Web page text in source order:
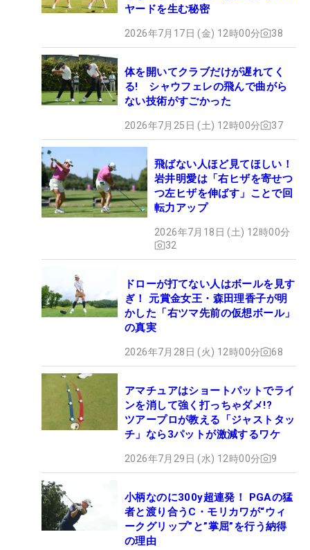
ヤードを生む秘密
2026年7月17日 (金) 12時00分 38
体を開いてクラブだけが遅れてく
る! シャウフェレの飛んで曲がら
ない技術がすごかった
2026年7月25日 (土) 12時00分 37
飛ばない人ほど見てほしい！
岩井明愛は「右ヒザを寄せつ
つ左ヒザを伸ばす」ことで回
転力アップ
2026年7月18日 (土) 12時00分
32
ドローが打てない人はボールを見す
ぎ！ 元賞金女王・森田理香子が明
かした「右ツマ先前の仮想ボール」
の真実
2026年7月28日 (火) 12時00分 68
アマチュアはショートパットでライ
ンを消して強く打っちゃダメ!?
ツアープロが教える「ジャストタッ
チ」なら3パットが激減するワケ
2026年7月29日 (水) 12時00分 9
小柄なのに300y超連発！ PGAの猛
者と渡り合うC・モリカワが“ウィ
ークグリップ”と”掌屈”を行う納得
の理由